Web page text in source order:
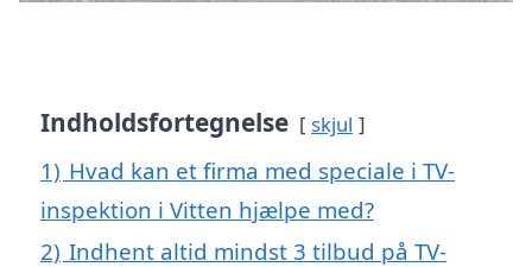
Indholdsfortegnelse skjul
1) Hvad kan et firma med speciale i TV-
inspektion i Vitten hjælpe med?
2) Indhent altid mindst 3 tilbud på TV-